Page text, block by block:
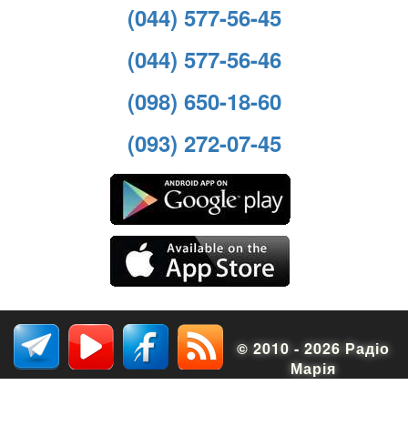
(044) 577-56-45
(044) 577-56-46
(098) 650-18-60
(093) 272-07-45
© 2010 - 2026 Радіо
Марія